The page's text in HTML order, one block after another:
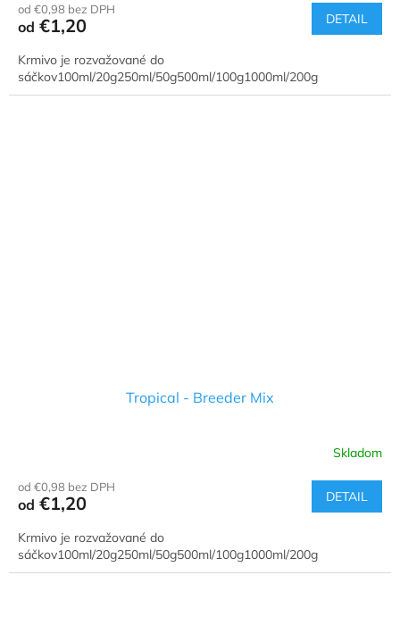
od €0,98 bez DPH
od €1,20 DETAIL
Krmivo je rozvažované do
sáčkov100ml/20g250ml/50g500ml/100g1000ml/200g
Tropical - Breeder Mix
Skladom
od €0,98 bez DPH
od €1,20 DETAIL
Krmivo je rozvažované do
sáčkov100ml/20g250ml/50g500ml/100g1000ml/200g